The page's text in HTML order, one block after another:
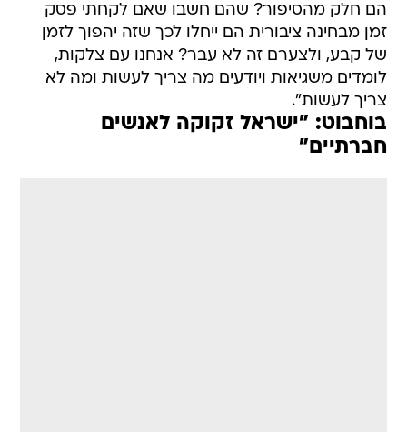
הם חלק מהסיפור? שהם חשבו שאם לקחתי פסק
זמן מבחינה ציבורית הם ייחלו לכך שזה יהפוך לזמן
של קבע, ולצערם זה לא עבר? אנחנו עם צלקות,
לומדים משגיאות ויודעים מה צריך לעשות ומה לא
צריך לעשות".
בוחבוט: "ישראל זקוקה לאנשים
חברתיים"